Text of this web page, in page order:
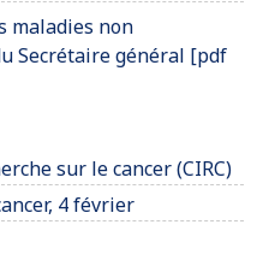
maladies non
Secrétaire général [pdf
sur le cancer (CIRC)
4 février